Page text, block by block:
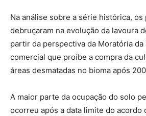
Na análise sobre a série histórica,
debruçaram na evolução da lavoura
partir da perspectiva da Moratória da
comercial que proíbe a compra da
áreas desmatadas no bioma após
A maior parte da ocupação do solo
ocorreu após a data limite do acordo